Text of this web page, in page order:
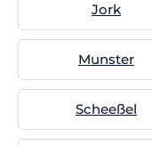
Jork
Munster
Scheeßel